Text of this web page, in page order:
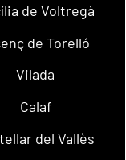
de Voltregà
de Torelló
Vilada
Calaf
del Vallès